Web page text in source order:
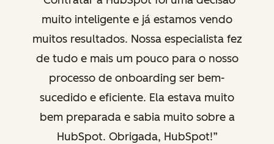
muito inteligente e já estamos vendo
muitos resultados. Nossa especialista fez
de tudo e mais um pouco para o nosso
processo de onboarding ser bem-
sucedido e eficiente. Ela estava muito
bem preparada e sabia muito sobre a
HubSpot. Obrigada, HubSpot!